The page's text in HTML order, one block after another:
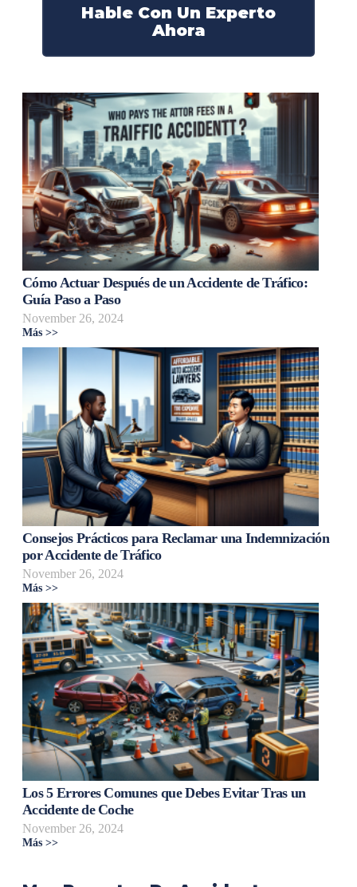
Hable Con Un Experto
Ahora
Cómo Actuar Después de un Accidente de Tráfico:
Guía Paso a Paso
November 26, 2024
Más >>
Consejos Prácticos para Reclamar una Indemnización
por Accidente de Tráfico
November 26, 2024
Más >>
Los 5 Errores Comunes que Debes Evitar Tras un
Accidente de Coche
November 26, 2024
Más >>